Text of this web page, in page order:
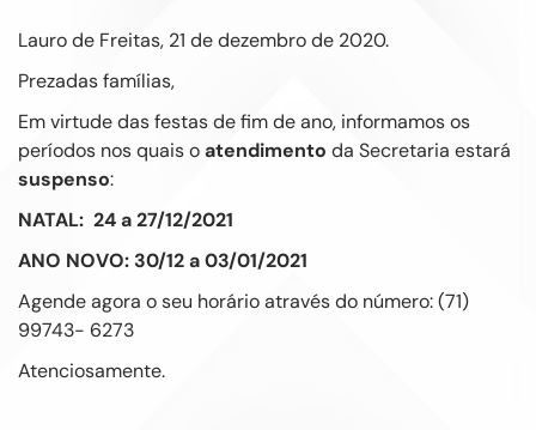
Lauro de Freitas, 21 de dezembro de 2020.
Prezadas famílias,
Em virtude das festas de fim de ano, informamos os
períodos nos quais oatendimento da Secretaria estará
suspenso:
NATAL: 24 a 27/12/2021
ANO NOVO: 30/12 a 03/01/2021
Agende agora o seu horário através do número: (71)
99743- 6273
Atenciosamente.